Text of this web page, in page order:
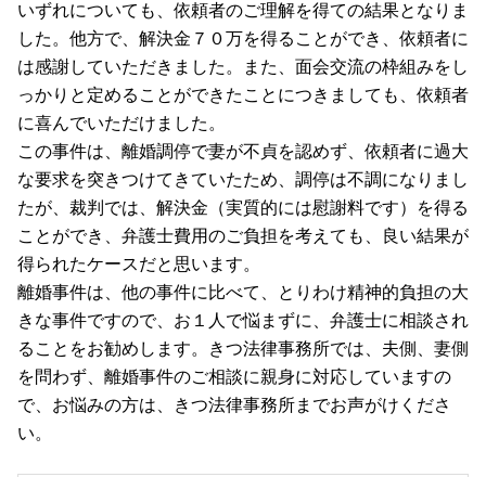
いずれについても、依頼者のご理解を得ての結果となりま
した。他方で、解決金７０万を得ることができ、依頼者に
は感謝していただきました。また、面会交流の枠組みをし
っかりと定めることができたことにつきましても、依頼者
に喜んでいただけました。
この事件は、離婚調停で妻が不貞を認めず、依頼者に過大
な要求を突きつけてきていたため、調停は不調になりまし
たが、裁判では、解決金（実質的には慰謝料です）を得る
ことができ、弁護士費用のご負担を考えても、良い結果が
得られたケースだと思います。
離婚事件は、他の事件に比べて、とりわけ精神的負担の大
きな事件ですので、お１人で悩まずに、弁護士に相談され
ることをお勧めします。きつ法律事務所では、夫側、妻側
を問わず、離婚事件のご相談に親身に対応していますの
で、お悩みの方は、きつ法律事務所までお声がけくださ
い。